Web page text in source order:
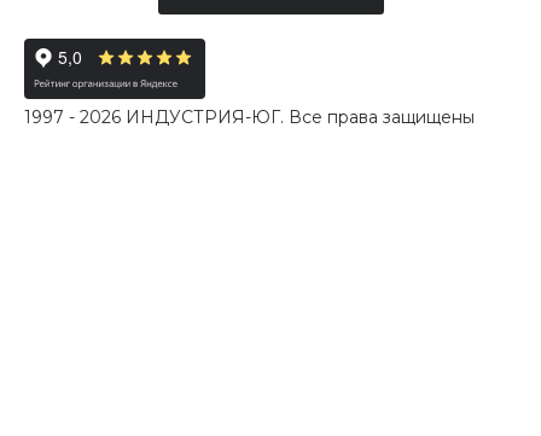
1997 - 2026 ИНДУСТРИЯ-ЮГ. Все права защищены